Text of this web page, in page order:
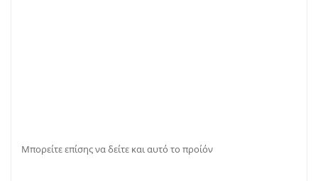
Μπορείτε επίσης να δείτε και αυτό το προίόν